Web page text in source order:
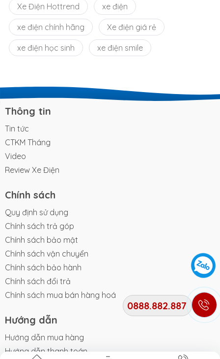
Xe Điện Hottrend xe điện
xe điện chính hãng Xe điện giá rẻ
xe điện học sinh xe điện smile
Thông tin
Tin tức
CTKM Tháng
Video
Review Xe Điện
Chính sách
Quy định sử dụng
Chính sách trả góp
Chính sách bảo mật
Chính sách vận chuyển
Chính sách bảo hành
Chính sách đổi trả
Chính sách mua bán hàng hoá
Hướng dẫn
Hướng dẫn mua hàng
Hướng dẫn thanh toán
0888.882.887